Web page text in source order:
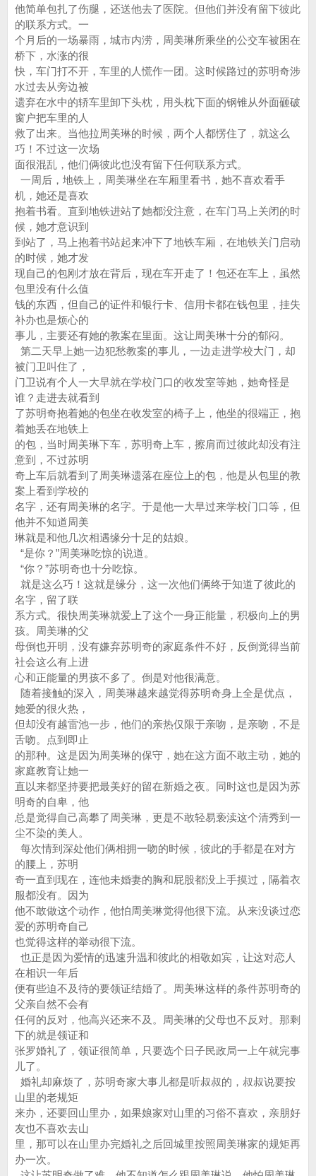
他简单包扎了伤腿，还送他去了医院。但他们并没有留下彼此
的联系方式。一
个月后的一场暴雨，城市内涝，周美琳所乘坐的公交车被困在
桥下，水涨的很
快，车门打不开，车里的人慌作一团。这时候路过的苏明奇涉
水过去从旁边被
遗弃在水中的轿车里卸下头枕，用头枕下面的钢锥从外面砸破
窗户把车里的人
救了出来。当他拉周美琳的时候，两个人都愣住了，就这么
巧！不过这一次场
面很混乱，他们俩彼此也没有留下任何联系方式。
一周后，地铁上，周美琳坐在车厢里看书，她不喜欢看手
机，她还是喜欢
抱着书看。直到地铁进站了她都没注意，在车门马上关闭的时
候，她才意识到
到站了，马上抱着书站起来冲下了地铁车厢，在地铁关门启动
的时候，她才发
现自己的包刚才放在背后，现在车开走了！包还在车上，虽然
包里没有什么值
钱的东西，但自己的证件和银行卡、信用卡都在钱包里，挂失
补办也是烦心的
事儿，主要还有她的教案在里面。这让周美琳十分的郁闷。
第二天早上她一边犯愁教案的事儿，一边走进学校大门，却
被门卫叫住了，
门卫说有个人一大早就在学校门口的收发室等她，她奇怪是
谁？走进去就看到
了苏明奇抱着她的包坐在收发室的椅子上，他坐的很端正，抱
着她丢在地铁上
的包，当时周美琳下车，苏明奇上车，擦肩而过彼此却没有注
意到，不过苏明
奇上车后就看到了周美琳遗落在座位上的包，他是从包里的教
案上看到学校的
名字，还有周美琳的名字。于是他一大早过来学校门口等，但
他并不知道周美
琳就是和他几次相遇缘分十足的姑娘。
“是你？”周美琳吃惊的说道。
“你？”苏明奇也十分吃惊。
就是这么巧！这就是缘分，这一次他们俩终于知道了彼此的
名字，留了联
系方式。很快周美琳就爱上了这个一身正能量，积极向上的男
孩。周美琳的父
母倒也开明，没有嫌弃苏明奇的家庭条件不好，反倒觉得当前
社会这么有上进
心和正能量的男孩不多了。倒是对他很满意。
随着接触的深入，周美琳越来越觉得苏明奇身上全是优点，
她爱的很火热，
但却没有越雷池一步，他们的亲热仅限于亲吻，是亲吻，不是
舌吻。点到即止
的那种。这是因为周美琳的保守，她在这方面不敢主动，她的
家庭教育让她一
直以来都坚持要把最美好的留在新婚之夜。同时这也是因为苏
明奇的自卑，他
总是觉得自己高攀了周美琳，更是不敢轻易亵渎这个清秀到一
尘不染的美人。
每次情到深处他们俩相拥一吻的时候，彼此的手都是在对方
的腰上，苏明
奇一直到现在，连他未婚妻的胸和屁股都没上手摸过，隔着衣
服都没有。因为
他不敢做这个动作，他怕周美琳觉得他很下流。从来没谈过恋
爱的苏明奇自己
也觉得这样的举动很下流。
也正是因为爱情的迅速升温和彼此的相敬如宾，让这对恋人
在相识一年后
便有些迫不及待的要领证结婚了。周美琳这样的条件苏明奇的
父亲自然不会有
任何的反对，他高兴还来不及。周美琳的父母也不反对。那剩
下的就是领证和
张罗婚礼了，领证很简单，只要选个日子民政局一上午就完事
儿了。
婚礼却麻烦了，苏明奇家大事儿都是听叔叔的，叔叔说要按
山里的老规矩
来办，还要回山里办，如果娘家对山里的习俗不喜欢，亲朋好
友也不喜欢去山
里，那可以在山里办完婚礼之后回城里按照周美琳家的规矩再
办一次。